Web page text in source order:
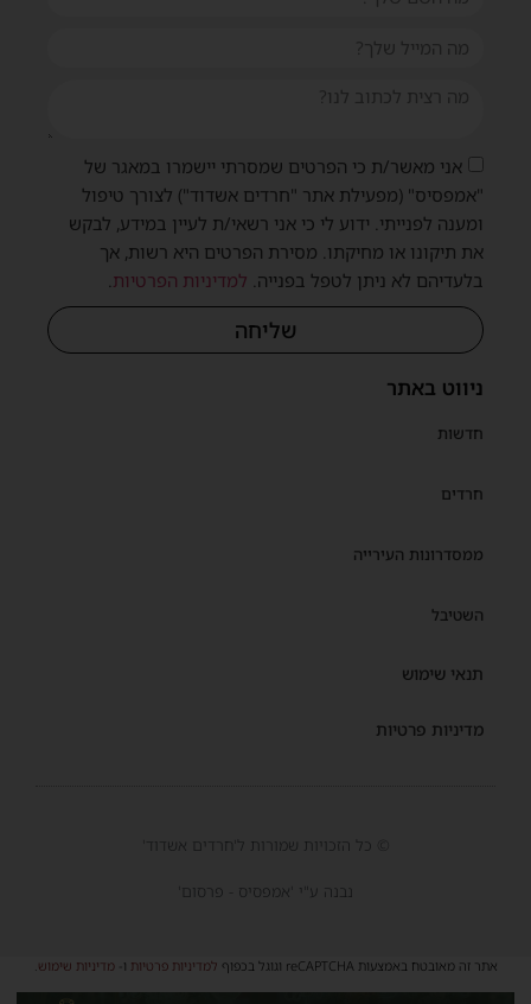
ניווט באתר
חדשות
חרדים
ממסדרונות העירייה
השטיבל
תנאי שימוש
מדיניות פרטיות
אני מאשר/ת כי הפרטים שמסרתי יישמרו במאגר של
"אמפסיס" (מפעילת אתר "חרדים אשדוד") לצורך טיפול
ומענה לפנייתי. ידוע לי כי אני רשאי/ת לעיין במידע, לבקש
את תיקונו או מחיקתו. מסירת הפרטים היא רשות, אך
בלעדיהם לא ניתן לטפל בפנייה. למדיניות הפרטיות
שליחה
© כל הזכויות שמורות ל'חרדים אשדוד'
נבנה ע"י 'אמפסיס - פרסום'
אתר זה מאובטח באמצעות reCAPTCHA וגוגל בכפוף למדיניות פרטיות ו-מדיניות שימוש